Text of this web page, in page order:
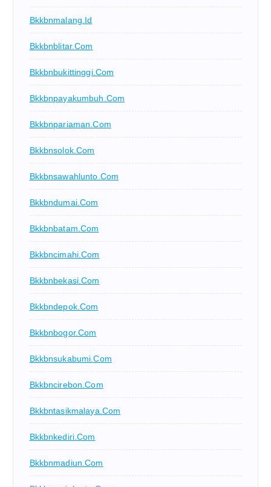
Bkkbnmalang.id
Bkkbnblitar.com
Bkkbnbukittinggi.com
Bkkbnpayakumbuh.com
Bkkbnpariaman.com
Bkkbnsolok.com
Bkkbnsawahlunto.com
Bkkbndumai.com
Bkkbnbatam.com
Bkkbncimahi.com
Bkkbnbekasi.com
Bkkbndepok.com
Bkkbnbogor.com
Bkkbnsukabumi.com
Bkkbncirebon.com
Bkkbntasikmalaya.com
Bkkbnkediri.com
Bkkbnmadiun.com